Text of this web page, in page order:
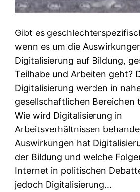
Gibt es
wenn es um die
Digitalisierung auf Bildung,
Teilhabe und Arbeiten geht?
Digitalisierung werden in
gesellschaftlichen Bereichen
Wie wird Digitalisierung in
Arbeitsverhältnissen
Auswirkungen hat
der Bildung und welche
Internet in politischen
jedoch Digitalisierung…